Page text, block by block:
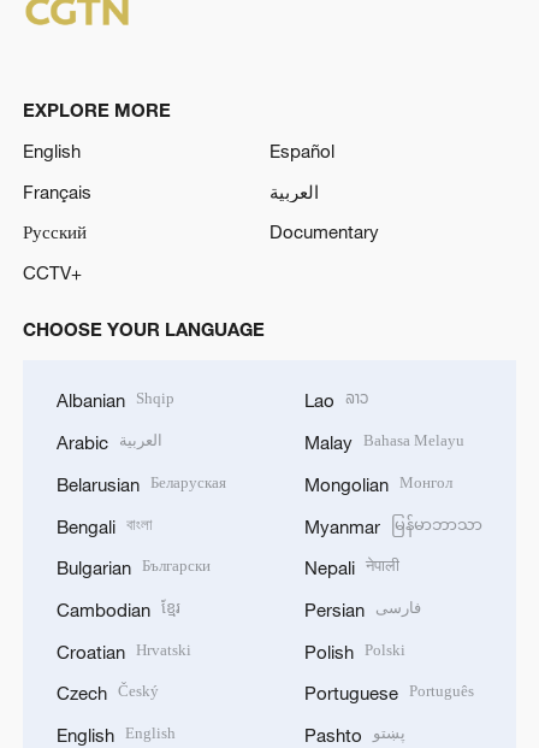
EXPLORE MORE
English
Español
Français
العربية
Русский
Documentary
CCTV+
CHOOSE YOUR LANGUAGE
Albanian Shqip
Arabic العربية
Belarusian Беларуская
Bengali বাংলা
Bulgarian Български
Cambodian ខ្មែរ
Croatian Hrvatski
Czech Český
English English
Lao ລາວ
Malay Bahasa Melayu
Mongolian Монгол
Myanmar မြန်မာဘာသာ
Nepali नेपाली
Persian فارسی
Polish Polski
Portuguese Português
Pashto پښتو